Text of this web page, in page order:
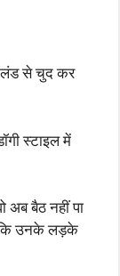
लंड से चुद कर
स्टाइल में
अब बैठ नहीं पा
उनके लड़के